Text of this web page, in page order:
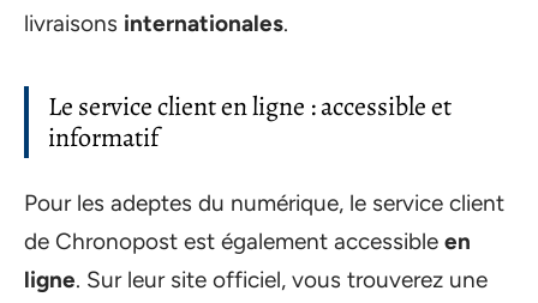
livraisons internationales.
Le service client en ligne : accessible et
informatif
Pour les adeptes du numérique, le service client
de Chronopost est également accessible en
ligne. Sur leur site officiel, vous trouverez une